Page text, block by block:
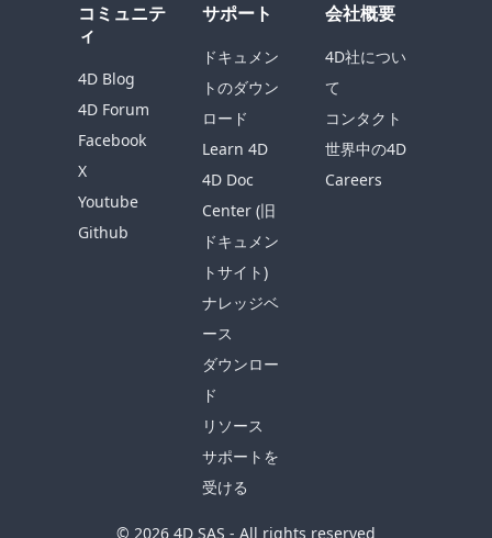
コミュニテ
ィ
4D Blog
4D Forum
Facebook
X
Youtube
Github
サポート
ドキュメン
トのダウン
ロード
Learn 4D
4D Doc
Center (旧
ドキュメン
トサイト)
ナレッジベ
ース
ダウンロー
ド
リソース
サポートを
受ける
会社概要
4D社につい
て
コンタクト
世界中の4D
Careers
© 2026 4D SAS - All rights reserved